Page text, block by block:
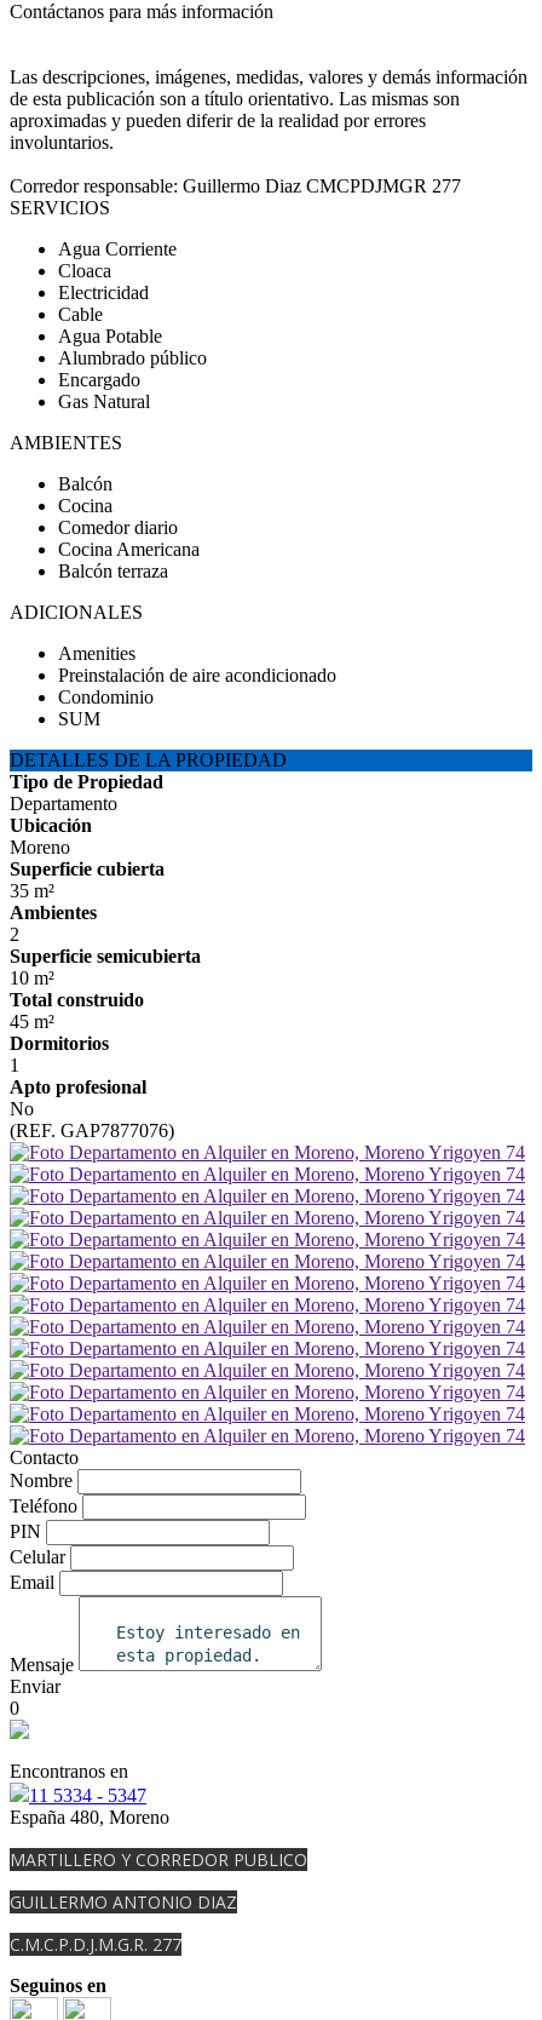
Contáctanos para más información
Las descripciones, imágenes, medidas, valores y demás información
de esta publicación son a título orientativo. Las mismas son
aproximadas y pueden diferir de la realidad por errores
involuntarios.
Corredor responsable: Guillermo Diaz CMCPDJMGR 277
SERVICIOS
Agua Corriente
Cloaca
Electricidad
Cable
Agua Potable
Alumbrado público
Encargado
Gas Natural
AMBIENTES
Balcón
Cocina
Comedor diario
Cocina Americana
Balcón terraza
ADICIONALES
Amenities
Preinstalación de aire acondicionado
Condominio
SUM
DETALLES DE LA PROPIEDAD
Tipo de Propiedad
Departamento
Ubicación
Moreno
Superficie cubierta
35 m²
Ambientes
2
Superficie semicubierta
10 m²
Total construido
45 m²
Dormitorios
1
Apto profesional
No
(REF. GAP7877076)
Contacto
Nombre
Teléfono
PIN
Celular
Email
Mensaje
Enviar
0
Encontranos en
11 5334 - 5347
España 480, Moreno
MARTILLERO Y CORREDOR PUBLICO
GUILLERMO ANTONIO DIAZ
C.M.C.P.D.J.M.G.R. 277
Seguinos en